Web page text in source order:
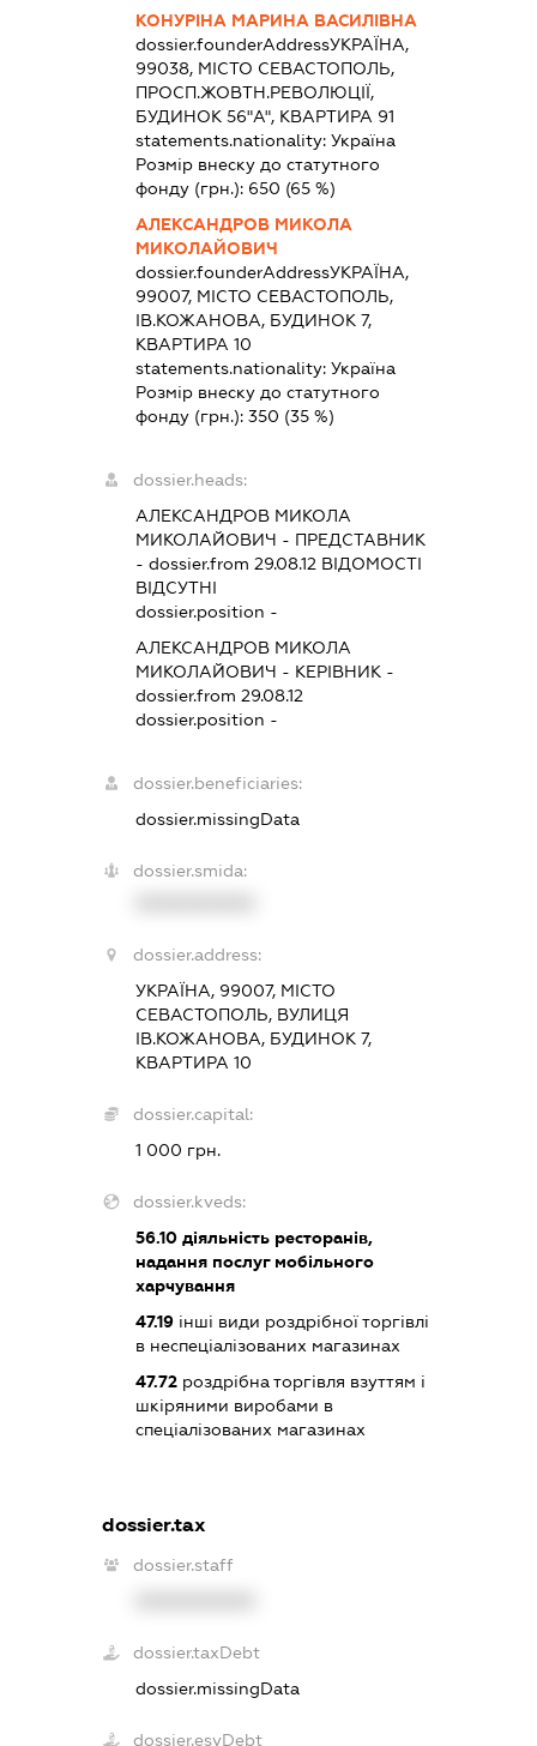
КОНУРІНА МАРИНА ВАСИЛІВНА
dossier.founderAddressУКРАЇНА,
99038, МІСТО СЕВАСТОПОЛЬ,
ПРОСП.ЖОВТН.РЕВОЛЮЦІЇ,
БУДИНОК 56"А", КВАРТИРА 91
statements.nationality: Україна
Розмір внеску до статутного
фонду (грн.): 650 (65 %)
АЛЕКСАНДРОВ МИКОЛА
МИКОЛАЙОВИЧ
dossier.founderAddressУКРАЇНА,
99007, МІСТО СЕВАСТОПОЛЬ,
ІВ.КОЖАНОВА, БУДИНОК 7,
КВАРТИРА 10
statements.nationality: Україна
Розмір внеску до статутного
фонду (грн.): 350 (35 %)
dossier.heads:
АЛЕКСАНДРОВ МИКОЛА
МИКОЛАЙОВИЧ - ПРЕДСТАВНИК
- dossier.from 29.08.12 ВІДОМОСТІ
ВІДСУТНІ
dossier.position -
АЛЕКСАНДРОВ МИКОЛА
МИКОЛАЙОВИЧ - КЕРІВНИК -
dossier.from 29.08.12
dossier.position -
dossier.beneficiaries:
dossier.missingData
dossier.smida:
dossier.address:
УКРАЇНА, 99007, МІСТО
СЕВАСТОПОЛЬ, ВУЛИЦЯ
ІВ.КОЖАНОВА, БУДИНОК 7,
КВАРТИРА 10
dossier.capital:
1 000 грн.
dossier.kveds:
56.10діяльність ресторанів,
надання послуг мобільного
харчування
47.19інші види роздрібної торгівлі
в неспеціалізованих магазинах
47.72роздрібна торгівля взуттям і
шкіряними виробами в
спеціалізованих магазинах
dossier.tax
dossier.staff
dossier.taxDebt
dossier.missingData
dossier.esvDebt